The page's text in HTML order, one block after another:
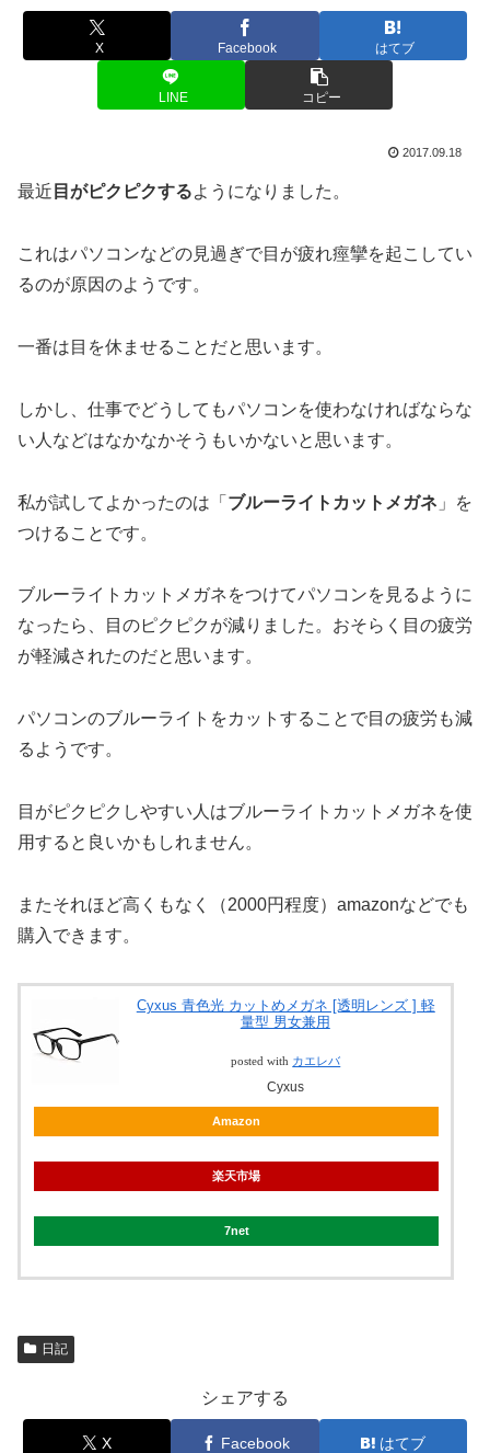
X Facebook はてブ
LINE コピー
2017.09.18
最近 目がピクピクするようになりました。
これはパソコンなどの見過ぎで目が疲れ痙攣を起こしてい
るのが原因のようです。
一番は目を休ませることだと思います。
しかし、仕事でどうしてもパソコンを使わなければならな
い人などはなかなかそうもいかないと思います。
私が試してよかったのは「 ブルーライトカットメガネ 」を
つけることです。
ブルーライトカットメガネをつけてパソコンを見るように
なったら、目のピクピクが減りました。おそらく目の疲労
が軽減されたのだと思います。
パソコンのブルーライトをカットすることで目の疲労も減
るようです。
目がピクピクしやすい人はブルーライトカットメガネを使
用すると良いかもしれません。
またそれほど高くもなく（2000円程度）amazonなどでも
購入できます。
Cyxus 青色光 カットめメガネ [透明レンズ ] 軽
量型 男女兼用
posted with カエレバ
Cyxus
Amazon
楽天市場
7net
日記
シェアする
X Facebook はてブ